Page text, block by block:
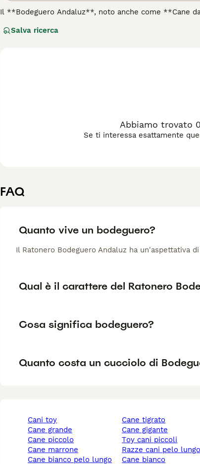
Il **Bodeguero Andaluz**, noto anche come **Cane
di vini (bodegas). Con un'altezza di circa 35-43 cm e
gestione esperta a causa della sua energia elevata e
quotidiano di almeno 60 minuti e la stimolazione
anche alla vita in appartamento, purché riceva le
dinamico, ideale per chi cerca un cane attivo e con un
Salva ricerca
Abbiamo trovato
Se ti interessa esattamente
FAQ
Quanto vive un bodeguero?
Il Ratonero Bodeguero Andaluz ha un'aspettativa
Qual è il carattere del Ratonero
Cosa significa bodeguero?
Quanto costa un cucciolo di
cani toy
cane grande
cane piccolo
cane marrone
cane bianco pelo lungo
cane tigrato
cane gigante
toy cani piccoli
razze cani pelo lungo
cane bianco